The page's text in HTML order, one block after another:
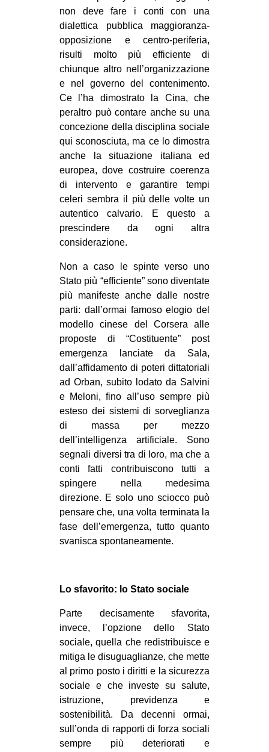
non deve fare i conti con una
dialettica pubblica maggioranza-
opposizione e centro-periferia,
risulti molto più efficiente di
chiunque altro nell’organizzazione
e nel governo del contenimento.
Ce l’ha dimostrato la Cina, che
peraltro può contare anche su una
concezione della disciplina sociale
qui sconosciuta, ma ce lo dimostra
anche la situazione italiana ed
europea, dove costruire coerenza
di intervento e garantire tempi
celeri sembra il più delle volte un
autentico calvario. E questo a
prescindere da ogni altra
considerazione.
Non a caso le spinte verso uno
Stato più “efficiente” sono diventate
più manifeste anche dalle nostre
parti: dall’ormai famoso elogio del
modello cinese del Corsera alle
proposte di “Costituente” post
emergenza lanciate da Sala,
dall’affidamento di poteri dittatoriali
ad Orban, subito lodato da Salvini
e Meloni, fino all’uso sempre più
esteso dei sistemi di sorveglianza
di massa per mezzo
dell’intelligenza artificiale. Sono
segnali diversi tra di loro, ma che a
conti fatti contribuiscono tutti a
spingere nella medesima
direzione. E solo uno sciocco può
pensare che, una volta terminata la
fase dell’emergenza, tutto quanto
svanisca spontaneamente.
Lo sfavorito: lo Stato sociale
Parte decisamente sfavorita,
invece, l’opzione dello Stato
sociale, quella che redistribuisce e
mitiga le disuguaglianze, che mette
al primo posto i diritti e la sicurezza
sociale e che investe su salute,
istruzione, previdenza e
sostenibilità. Da decenni ormai,
sull’onda di rapporti di forza sociali
sempre più deteriorati e